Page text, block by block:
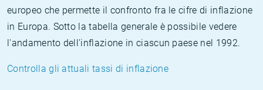
europeo che permette il confronto fra le cifre di inflazione
in Europa. Sotto la tabella generale è possibile vedere
l'andamento dell'inflazione in ciascun paese nel 1992.
Controlla gli attuali tassi di inflazione